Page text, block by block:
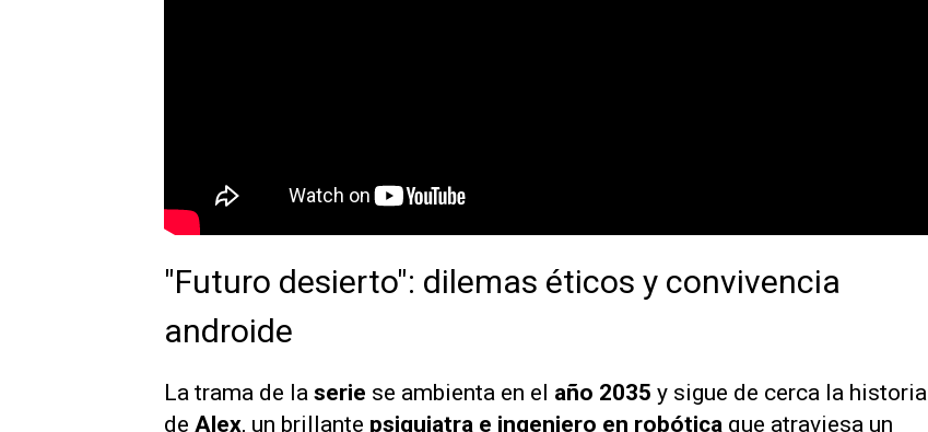
"Futuro desierto": dilemas éticos y convivencia
androide
La trama de la serie se ambienta en el año 2035 y sigue de cerca la historia
de Alex, un brillante psiquiatra e ingeniero en robótica que atraviesa un